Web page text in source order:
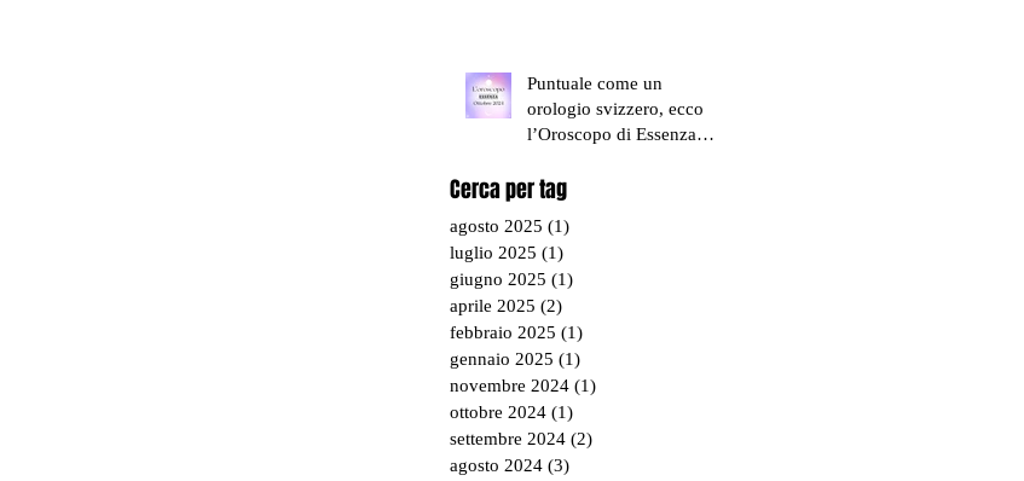
Puntuale come un
orologio svizzero, ecco
l’Oroscopo di Essenza
Cerca per tag
agosto 2025 (1)
luglio 2025 (1)
giugno 2025 (1)
aprile 2025 (2)
febbraio 2025 (1)
gennaio 2025 (1)
novembre 2024 (1)
ottobre 2024 (1)
settembre 2024 (2)
agosto 2024 (3)